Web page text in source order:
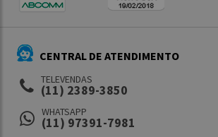
CENTRAL DE ATENDIMENTO
TELEVENDAS
(11) 2389-3850
WHATSAPP
(11) 97391-7981